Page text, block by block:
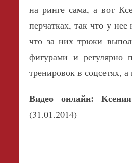
на ринге сама, а вот
перчатках, так что у
что за них трюки
фигурами и регулярно
тренировок в соцсетях,
Видео онлайн:
(31.01.2014)